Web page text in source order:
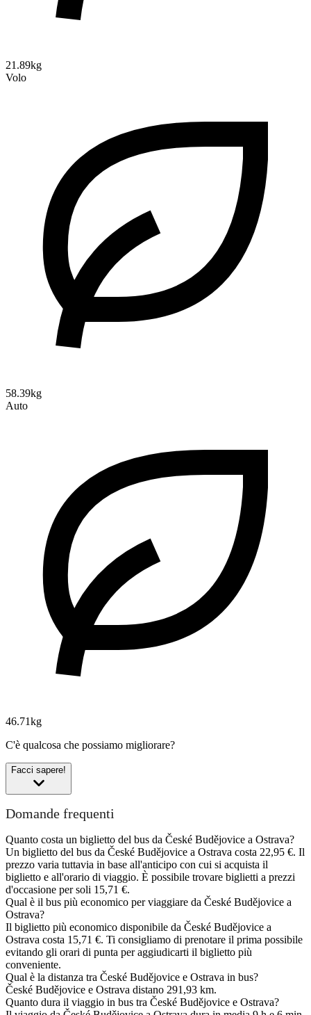
21.89kg
Volo
58.39kg
Auto
46.71kg
C'è qualcosa che possiamo migliorare?
Facci sapere!
Domande frequenti
Quanto costa un biglietto del bus da České Budějovice a Ostrava?
Un biglietto del bus da České Budějovice a Ostrava costa 22,95 €. Il
prezzo varia tuttavia in base all'anticipo con cui si acquista il
biglietto e all'orario di viaggio. È possibile trovare biglietti a prezzi
d'occasione per soli 15,71 €.
Qual è il bus più economico per viaggiare da České Budějovice a
Ostrava?
Il biglietto più economico disponibile da České Budějovice a
Ostrava costa 15,71 €. Ti consigliamo di prenotare il prima possibile
evitando gli orari di punta per aggiudicarti il biglietto più
conveniente.
Qual è la distanza tra České Budějovice e Ostrava in bus?
České Budějovice e Ostrava distano 291,93 km.
Quanto dura il viaggio in bus tra České Budějovice e Ostrava?